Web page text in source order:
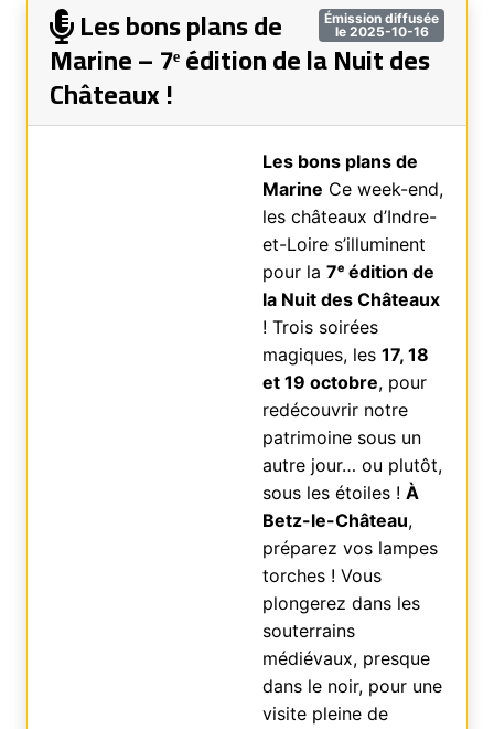
Émission diffusée
le 2025-10-16
Les bons plans de
Marine – 7ᵉ édition de la Nuit des
Châteaux !
Les bons plans de
Marine Ce week-end,
les châteaux d’Indre-
et-Loire s’illuminent
pour la7ᵉ édition de
la Nuit des Châteaux
! Trois soirées
magiques, les17, 18
et 19 octobre, pour
redécouvrir notre
patrimoine sous un
autre jour… ou plutôt,
sous les étoiles !À
Betz-le-Château,
préparez vos lampes
torches ! Vous
plongerez dans les
souterrains
médiévaux, presque
dans le noir, pour une
visite pleine de